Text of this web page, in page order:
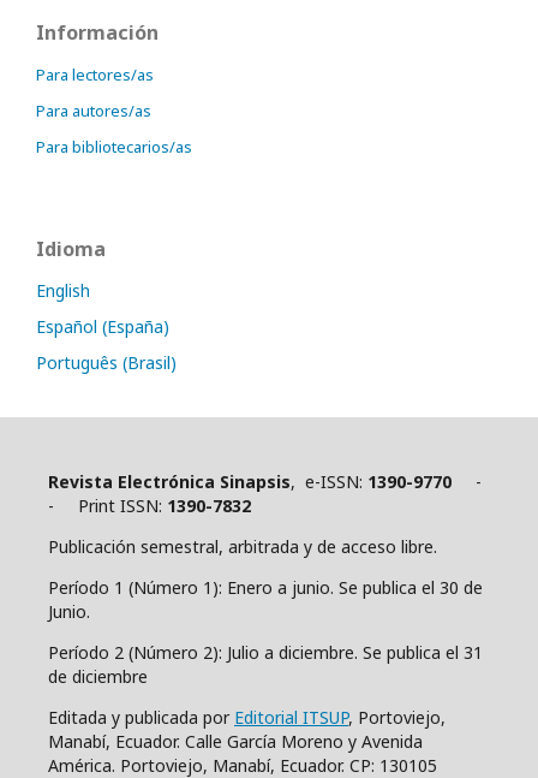
Información
Para lectores/as
Para autores/as
Para bibliotecarios/as
Idioma
English
Español (España)
Português (Brasil)
Revista Electrónica Sinapsis, e-ISSN: 1390-9770 -
- Print ISSN: 1390-7832
Publicación semestral, arbitrada y de acceso libre.
Período 1 (Número 1): Enero a junio. Se publica el 30 de
Junio.
Período 2 (Número 2): Julio a diciembre. Se publica el 31
de diciembre
Editada y publicada por Editorial ITSUP, Portoviejo,
Manabí, Ecuador. Calle García Moreno y Avenida
América. Portoviejo, Manabí, Ecuador. CP: 130105